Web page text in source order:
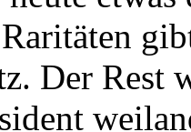
Der Rest